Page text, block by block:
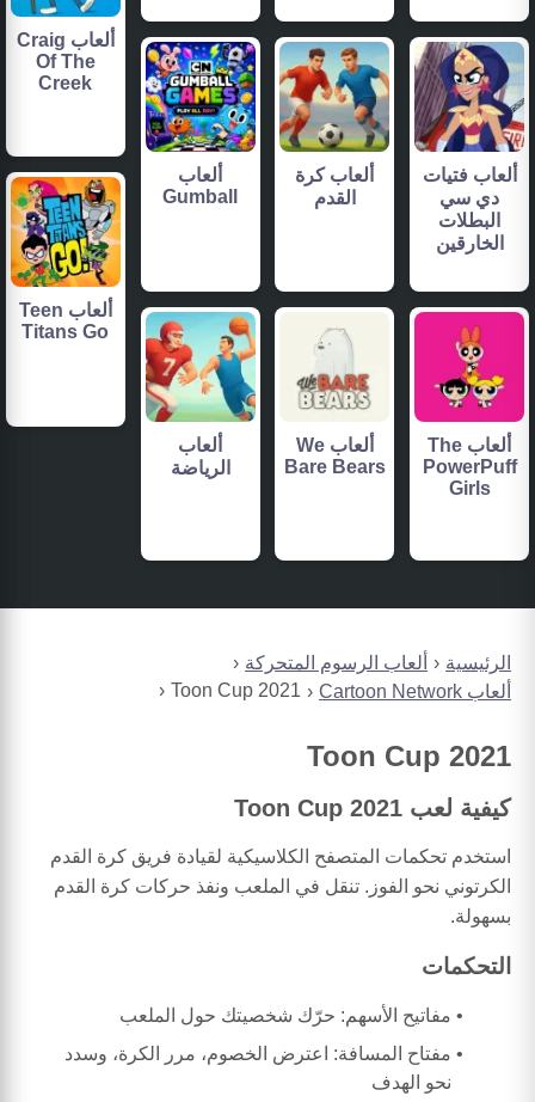
الرئيسية
ألعاب الرسوم المتحركة
ألعاب Cartoon Network
Toon Cup 2021
Toon Cup 2021
كيفية لعب Toon Cup 2021
استخدم تحكمات المتصفح الكلاسيكية لقيادة فريق كرة القدم
الكرتوني نحو الفوز. تنقل في الملعب ونفذ حركات كرة القدم
بسهولة.
التحكمات
مفاتيح الأسهم: حرّك شخصيتك حول الملعب
مفتاح المسافة: اعترض الخصوم، مرر الكرة، وسدد
نحو الهدف
ألعاب Craig
Of The
Creek
ألعاب فتيات
دي سي
البطلات
الخارقين
ألعاب كرة
القدم
ألعاب
Gumball
ألعاب Teen
Titans Go
ألعاب The
PowerPuff
Girls
ألعاب We
Bare Bears
ألعاب
الرياضة